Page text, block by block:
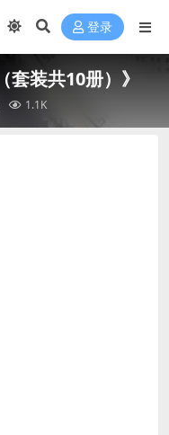
登录
套装共10册）》
1.1K